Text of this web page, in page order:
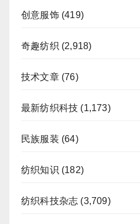
创意服饰(419)
奇趣纺织 (2,918)
技术文章(76)
最新纺织科技 (1,173)
民族服装 (64)
纺织知识 (182)
纺织科技杂志 (3,709)